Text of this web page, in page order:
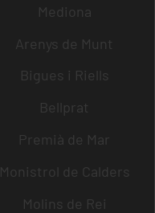
Mediona
Arenys de Munt
Bigues i Riells
Bellprat
Premià de Mar
Monistrol de Calders
Molins de Rei